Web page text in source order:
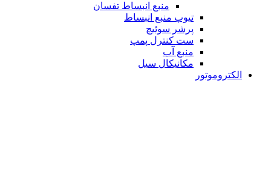
منبع انبساط تفسان
تیوپ منبع انبساط
پرشر سوئیچ
ست کنترل پمپ
منبع آب
مکانیکال سیل
الکتروموتور